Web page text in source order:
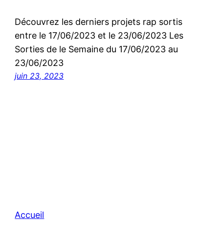
Découvrez les derniers projets rap sortis
entre le 17/06/2023 et le 23/06/2023 Les
Sorties de le Semaine du 17/06/2023 au
23/06/2023
juin 23, 2023
Accueil